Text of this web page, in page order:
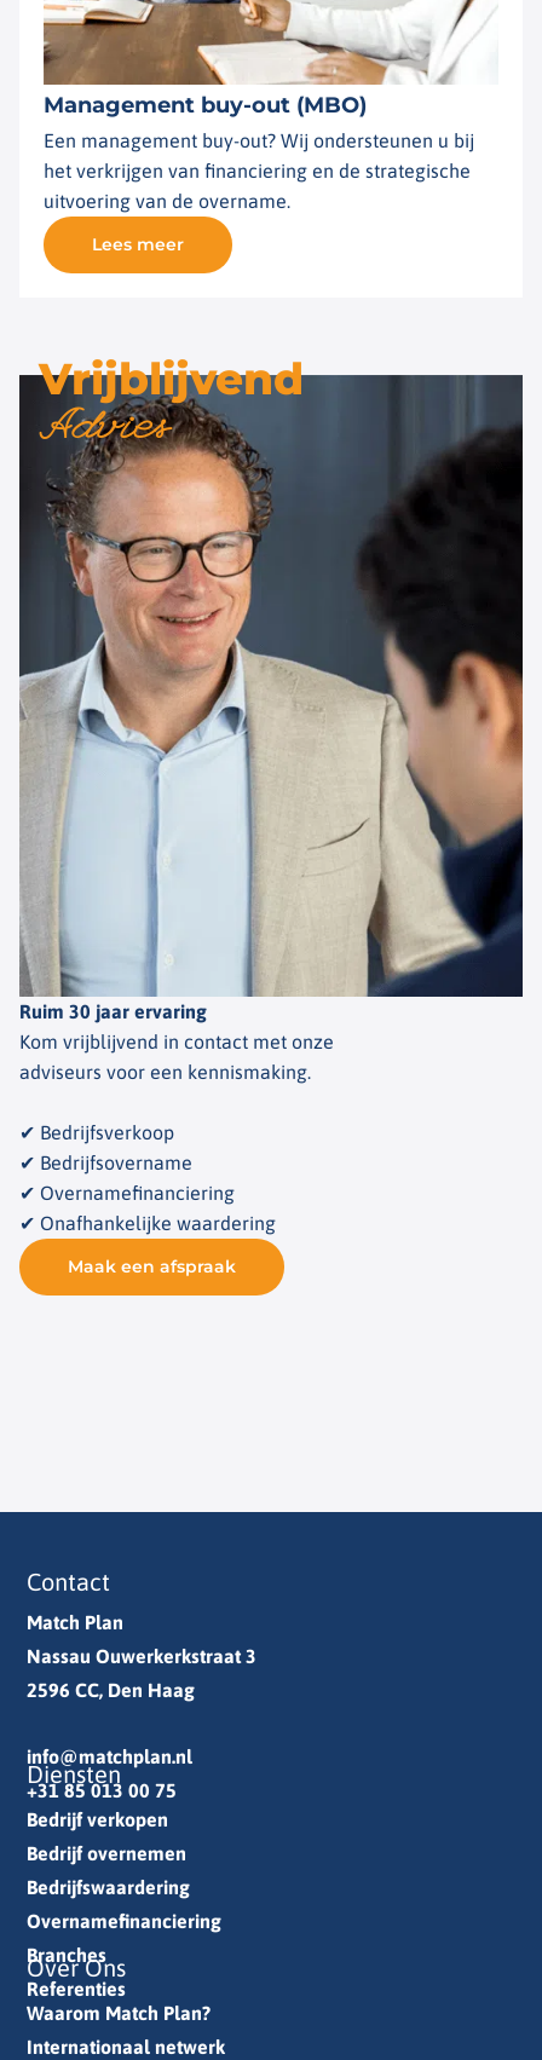
Management buy-out (MBO)
Een management buy-out? Wij ondersteunen u bij
het verkrijgen van financiering en de strategische
uitvoering van de overname.
Lees meer
Vrijblijvend
Advies
Ruim 30 jaar ervaring
Kom vrijblijvend in contact met onze
adviseurs voor een kennismaking.
✔ Bedrijfsverkoop
✔ Bedrijfsovername
✔ Overnamefinanciering
✔ Onafhankelijke waardering
Maak een afspraak
Contact
Match Plan
Nassau Ouwerkerkstraat 3
2596 CC, Den Haag
info@matchplan.nl
+31 85 013 00 75
Diensten
Bedrijf verkopen
Bedrijf overnemen
Bedrijfswaardering
Overnamefinanciering
Branches
Referenties
Over Ons
Waarom Match Plan?
Internationaal netwerk